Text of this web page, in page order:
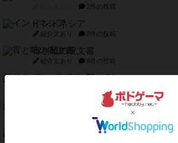
2件の投稿
インドネシア
紹介文あり 2件の投稿
宵と暁の呪文書
紹介文あり 8件の投稿
リスボン・トラム 28